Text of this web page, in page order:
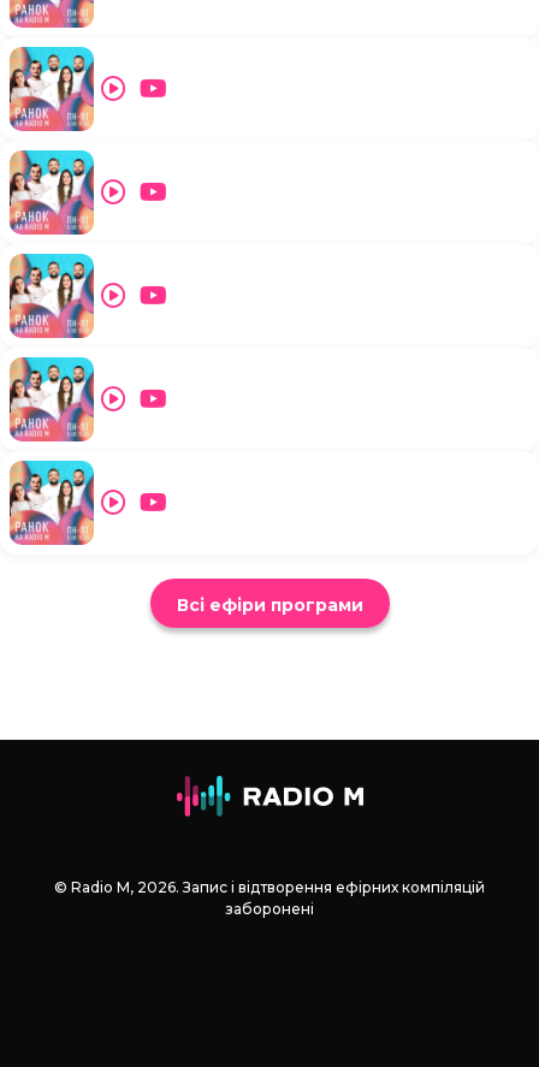
Всі ефіри програми
© Radio М, 2026. Запис і відтворення ефірних компіляцій
заборонені